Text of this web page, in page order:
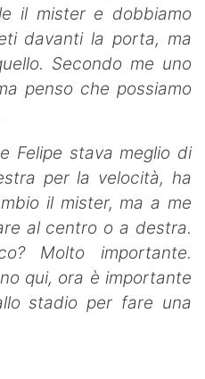
il mister e dobbiamo
davanti la porta, ma
Secondo me uno
penso che possiamo
Felipe stava meglio di
per la velocità, ha
il mister, ma a me
al centro o a destra.
Molto importante.
qui, ora è importante
stadio per fare una